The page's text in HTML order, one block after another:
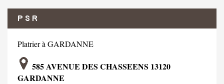
P S R
Platrier à GARDANNE
585 AVENUE DES CHASSEENS 13120
GARDANNE